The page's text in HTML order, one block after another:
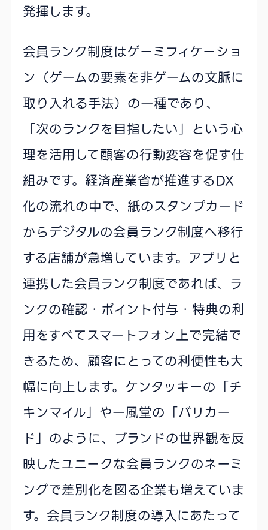
発揮します。
会員ランク制度はゲーミフィケーショ
ン（ゲームの要素を非ゲームの文脈に
取り入れる手法）の一種であり、
「次のランクを目指したい」という心
理を活用して顧客の行動変容を促す仕
組みです。経済産業省が推進するDX
化の流れの中で、紙のスタンプカード
からデジタルの会員ランク制度へ移行
する店舗が急増しています。アプリと
連携した会員ランク制度であれば、ラ
ンクの確認・ポイント付与・特典の利
用をすべてスマートフォン上で完結で
きるため、顧客にとっての利便性も大
幅に向上します。ケンタッキーの「チ
キンマイル」や一風堂の「バリカー
ド」のように、ブランドの世界観を反
映したユニークな会員ランクのネーミ
ングで差別化を図る企業も増えていま
す。会員ランク制度の導入にあたって